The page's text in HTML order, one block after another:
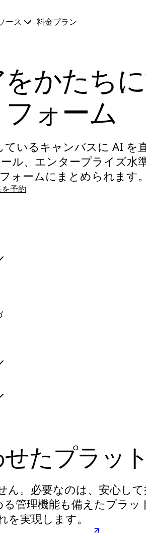
ース 料金プラン
かたち
ォーム
いるキャンバスに AI を
ル、エンタープライズ水
ォームにまとめられます。
を予約
たプラッ
。必要なのは、安心し
管理機能も備えたプラッ
実現します。